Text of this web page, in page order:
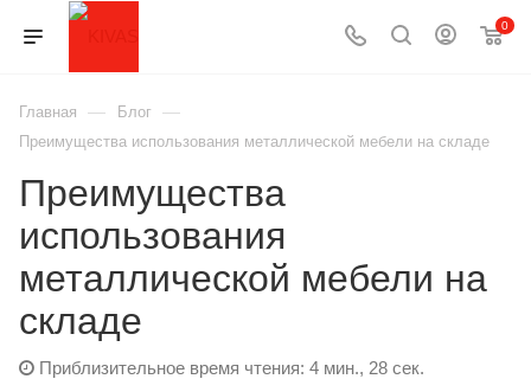
0
Главная — Блог —
Преимущества использования металлической мебели на складе
Преимущества
использования
металлической мебели на
складе
Приблизительное время чтения: 4 мин., 28 сек.